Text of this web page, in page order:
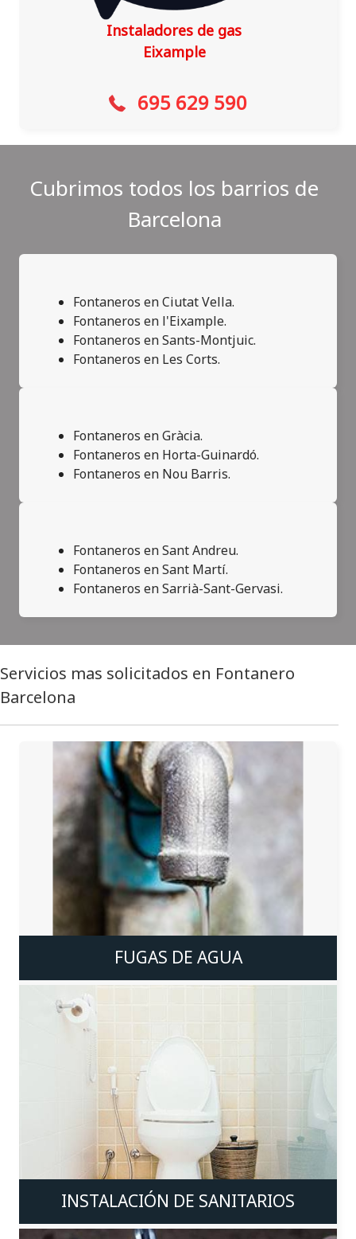
Instaladores de gas
Eixample
695 629 590
Cubrimos todos los barrios de
Barcelona
Fontaneros en Ciutat Vella.
Fontaneros en l'Eixample.
Fontaneros en Sants-Montjuic.
Fontaneros en Les Corts.
Fontaneros en Gràcia.
Fontaneros en Horta-Guinardó.
Fontaneros en Nou Barris.
Fontaneros en Sant Andreu.
Fontaneros en Sant Martí.
Fontaneros en Sarrià-Sant-Gervasi.
Servicios mas solicitados en Fontanero
Barcelona
FUGAS DE AGUA
INSTALACIÓN DE SANITARIOS